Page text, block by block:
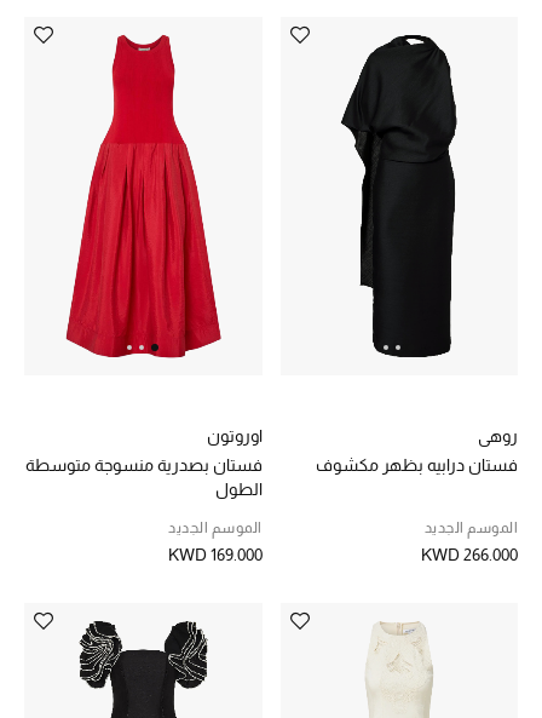
الحقائب النسائية
أحذية النسائية
عرض جميع المنتجات
روهي
فستان درابيه بظهر مكشوف
الموسم الجديد
KWD 266.000
اوروتون
فستان بصدرية منسوجة متوسطة
الطول
الموسم الجديد
KWD 169.000